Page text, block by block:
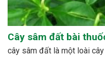
Cây sâm đất bài
cây sâm đất là một loài